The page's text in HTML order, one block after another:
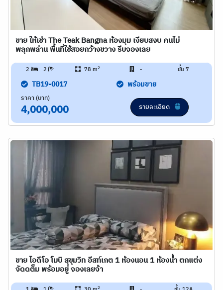
ขาย ให้เช่า The Teak Bangna ห้องมุม เงียบสงบ คนไม่
พลุกพล่าน พื้นที่ใช้สอยกว้างขวาง รีบจองเลย
2 2 78 m2 - ชั้น 7
TB19-0017 พร้อมขาย
ราคา (บาท)
4,000,000 รายละเอียด
ขาย ไอดีโอ โมบิ สุขุมวิท อีสท์เกต 1 ห้องนอน 1 ห้องน้ำ ตกแต่ง
จัดดต็ม พร้อมอยู่ จองเลยจ้า
2